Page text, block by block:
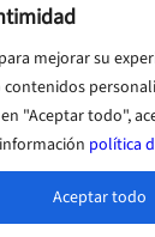
mejorar su
"Aceptar todo",
política
Aceptar todo
de